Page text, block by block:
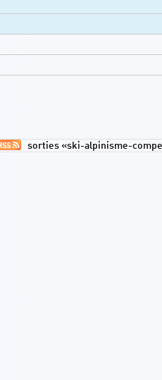
sorties «ski-alpinisme-